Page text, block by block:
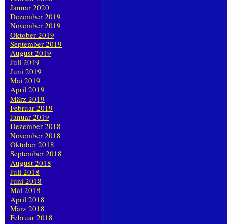
Januar 2020
Dezember 2019
November 2019
Oktober 2019
September 2019
August 2019
Juli 2019
Juni 2019
Mai 2019
April 2019
März 2019
Februar 2019
Januar 2019
Dezember 2018
November 2018
Oktober 2018
September 2018
August 2018
Juli 2018
Juni 2018
Mai 2018
April 2018
März 2018
Februar 2018